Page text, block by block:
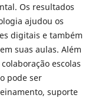
Os resultados
ajudou os
digitais e também
suas aulas. Além
escolas
pode ser
suporte